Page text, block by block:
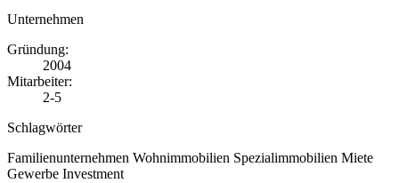
Unternehmen
Gründung:
2004
Mitarbeiter:
2-5
Schlagwörter
Familienunternehmen Wohnimmobilien Spezialimmobilien Miete
Gewerbe Investment